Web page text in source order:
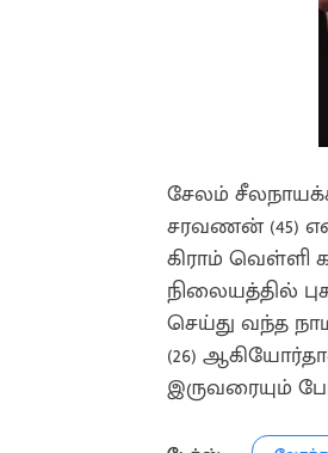
சேலம்
சரவணன் (45)
கிராம் வெள்ளி
நிலையத்தில்
செய்து வந்த
(26)
இருவரையும்